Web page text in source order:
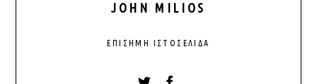
JOHN MILIOS
ΕΠΊΣΗΜΗ ΙΣΤΟΣΕΛΊΔΑ